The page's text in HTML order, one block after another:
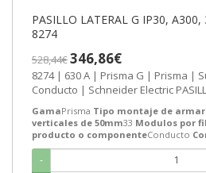
PASILLO LATERAL G IP30, A300,
8274
528,44€346,86€
8274 | 630 A | Prisma G | Prisma |
Conducto | Schneider Electric
GamaPrisma Tipo montaje de
verticales de 50mm33 Modulos por
producto o componenteConducto
-